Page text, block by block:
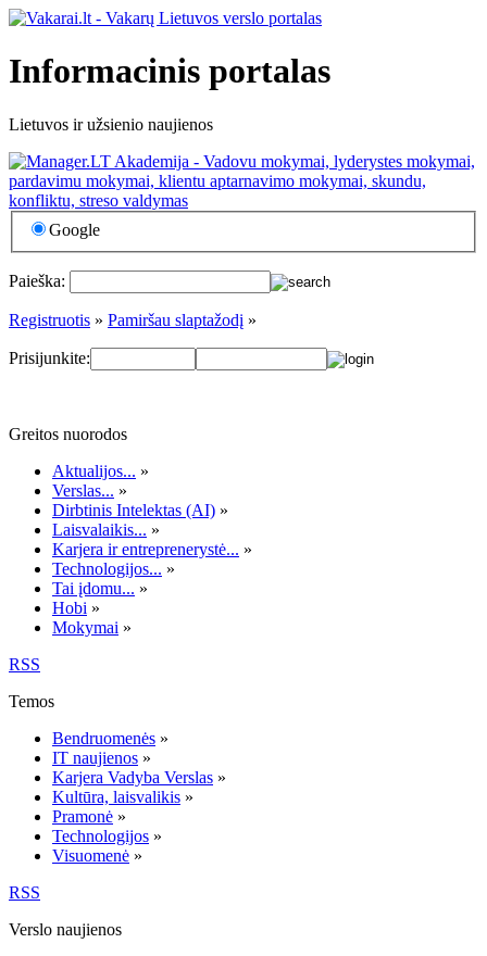
Informacinis portalas
Lietuvos ir užsienio naujienos
Google
Paieška:
Registruotis » Pamiršau slaptažodį »
Prisijunkite:
Greitos nuorodos
Aktualijos... »
Verslas... »
Dirbtinis Intelektas (AI) »
Laisvalaikis... »
Karjera ir entreprenerystė... »
Technologijos... »
Tai įdomu... »
Hobi »
Mokymai »
RSS
Temos
Bendruomenės »
IT naujienos »
Karjera Vadyba Verslas »
Kultūra, laisvalikis »
Pramonė »
Technologijos »
Visuomenė »
RSS
Verslo naujienos